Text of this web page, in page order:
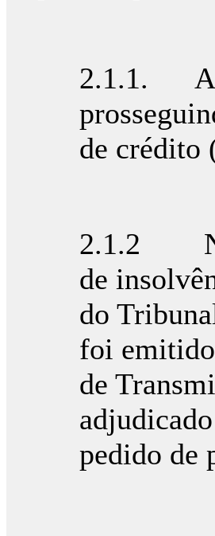
2.1.1. A
de crédito
2.1.2 No
de
do
foi
de
pedido de